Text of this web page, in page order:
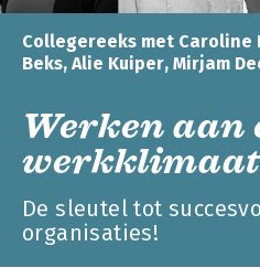
Collegereeks met
Beks, Alie Kuiper, Mirjam
Werken aan
werkklimaat
De sleutel tot
organisaties!